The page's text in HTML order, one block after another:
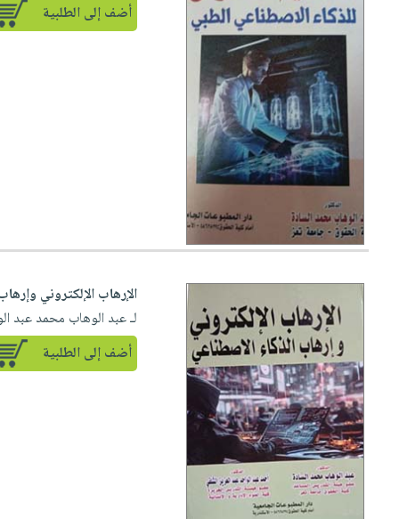
أضف إلى الطلبية
الإرهاب الإلكتروني
لـ عبد الوهاب محمد عبد
أضف إلى الطلبية